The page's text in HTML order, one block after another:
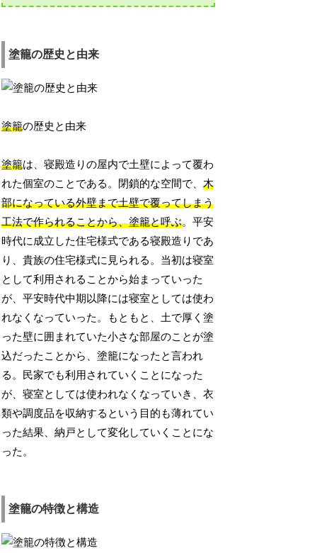
塗籠の歴史と由来
塗籠の歴史と由来
塗籠は、寝殿造りの屋内で土壁によって覆わ
れた個室のことである。閉鎖的な空間で、木
部になっている外壁まで土壁で覆ってしまう
工法で作られることから、塗籠と呼ぶ。平安
時代に成立した住宅様式である寝殿造りであ
り、貴族の住宅様式に見られる。当初は寝室
として利用されることから始まっていった
が、平安時代中期以降には寝室としては使わ
れなくなっていった。もともと、土で厚く塗
った壁に囲まれていた小さな部屋のことが塗
込だったことから、塗籠になったと言われ
る。民家でも利用されていくことになった
が、寝室としては使われなくなっていき、衣
類や調度品を収納するという目的も薄れてい
った結果、納戸として変化していくことにな
った。
塗籠の特徴と構造